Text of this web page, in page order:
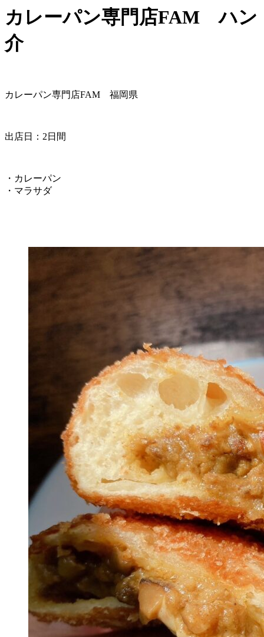
カレーパン専門店FAM ハン
介
カレーパン専門店FAM 福岡県
出店日：2日間
・カレーパン
・マラサダ